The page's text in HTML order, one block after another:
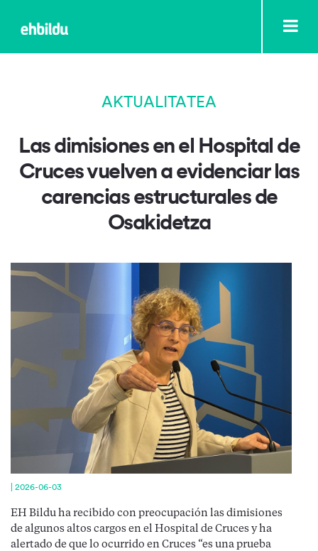
AKTUALITATEA
Las dimisiones en el Hospital de
Cruces vuelven a evidenciar las
carencias estructurales de
Osakidetza
2026-06-03
EH Bildu ha recibido con preocupación las dimisiones
de algunos altos cargos en el Hospital de Cruces y ha
alertado de que lo ocurrido en Cruces “es una prueba